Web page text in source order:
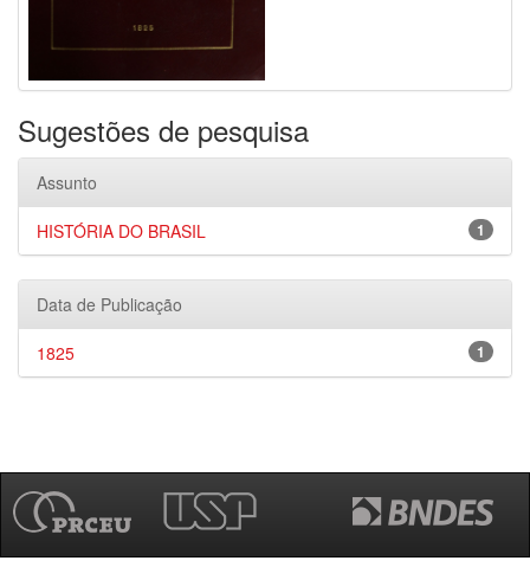
Sugestões de pesquisa
Assunto
1
HISTÓRIA DO BRASIL
Data de Publicação
1
1825